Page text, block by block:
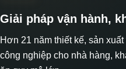
Giải pháp vận hành,
Hơn 21 năm thiết kế, sản
công nghiệp cho nhà hàng,